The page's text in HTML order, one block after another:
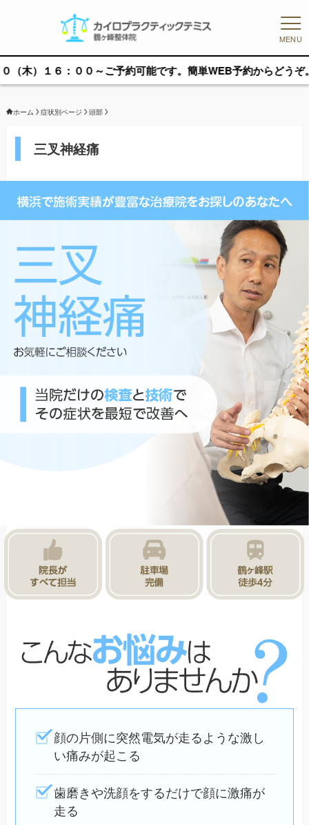
MENU
０～ご予約可能です。簡単WEB予約からどうぞ。
ホーム 症状別ページ 頭部
三叉神経痛
顔の片側に突然電気が走るような激し
い痛みが起こる
歯磨きや洗顔をするだけで顔に激痛が
走る